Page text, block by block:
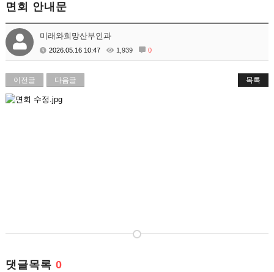
면회 안내문
미래와희망산부인과
2026.05.16 10:47 1,939 0
이전글 다음글 목록
댓글목록0